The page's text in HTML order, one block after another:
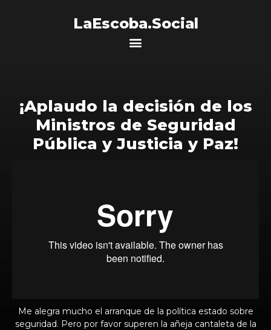
LaEscoba.Social
¡Aplaudo la decisión de los
Ministros de Seguridad
Pública y Justicia y Paz!
Me alegra mucho el arranque de la política estado sobre
seguridad. Pero por favor superen la añeja cantaleta de la